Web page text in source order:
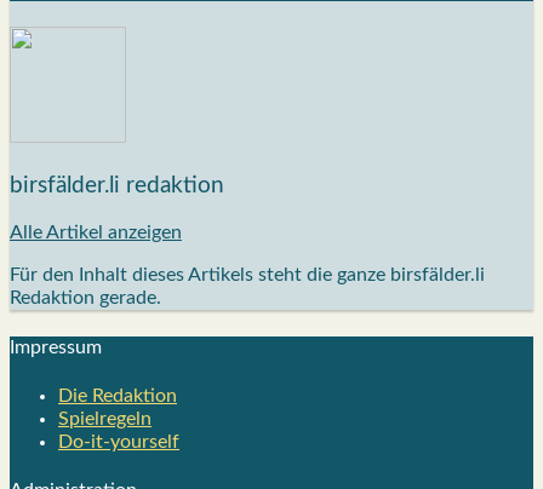
birsfälder.li redaktion
Alle Artikel anzeigen
Für den Inhalt dieses Artikels steht die ganze birsfälder.li
Redaktion gerade.
Impres­sum
Die Redak­ti­on
Spiel­re­geln
Do-it-your­s­elf